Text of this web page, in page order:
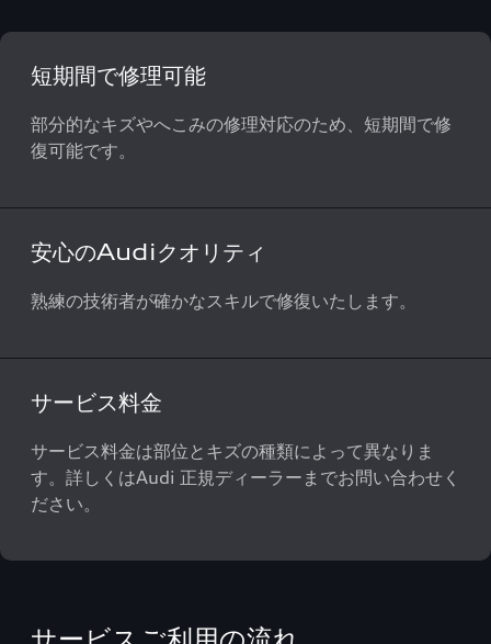
短期間で修理可能
部分的なキズやへこみの修理対応のため、短期間で修
復可能です。
安心のAudiクオリティ
熟練の技術者が確かなスキルで修復いたします。
サービス料金
サービス料金は部位とキズの種類によって異なりま
す。詳しくはAudi 正規ディーラーまでお問い合わせく
ださい。